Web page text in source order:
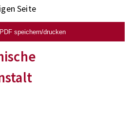
Seite
speichern/drucken